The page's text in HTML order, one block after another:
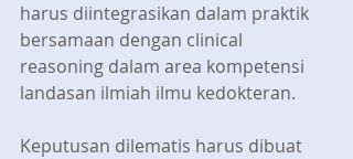
harus diintegrasikan dalam praktik
bersamaan dengan clinical
reasoning dalam area kompetensi
landasan ilmiah ilmu kedokteran.
Keputusan dilematis harus dibuat